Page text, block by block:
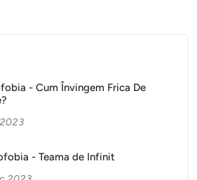
- Cum Învingem Frica De
- Teama de Infinit